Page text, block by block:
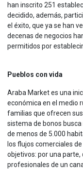
han inscrito 251
decidido, además,
el éxito, que ya se han
decenas de negocios
permitidos por
Pueblos con vida
Araba Market es una
económica en el medio
familias que ofrecen
sistema de bonos
de menos de 5.000
los flujos comerciales
objetivos: por una
profesionales de un